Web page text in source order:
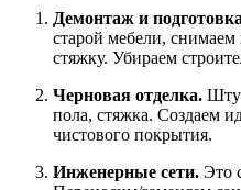
Демонтаж и
старой мебели,
стяжку. Убираем
Черновая отделка.
пола, стяжка. Создаем
чистового покрытия.
Инженерные сети. Это